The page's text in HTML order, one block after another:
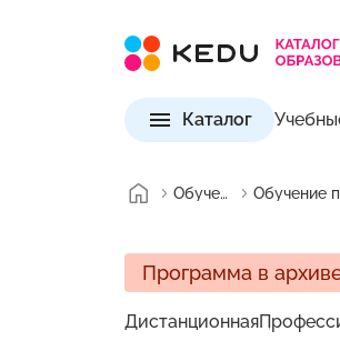
Каталог
Обучение
Программа в
Дистанционная